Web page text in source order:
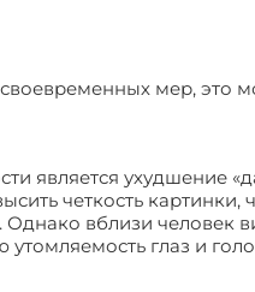
своевременных мер, это
является ухудшение
четкость картинки,
Однако вблизи человек
глаз и